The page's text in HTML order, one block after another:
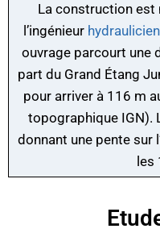
La construction est
l’ingénieur
ouvrage parcourt une
part du Grand Étang
pour arriver à 116 m
topographique IGN).
donnant une pente sur
les